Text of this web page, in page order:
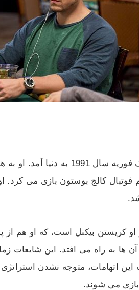
آمده است که الکس در یک
ها به راه می افتد. این شایعات
اتهامات، متوجه نشدن
می شوند.